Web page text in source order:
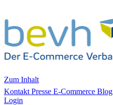
Zum Inhalt
Kontakt Presse E-Commerce Blog
Login